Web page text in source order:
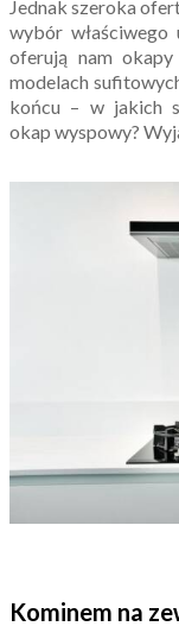
Jednak szeroka
wybór właściwego
oferują nam
modelach
końcu – w jakich
okap wyspowy?
Kominem na